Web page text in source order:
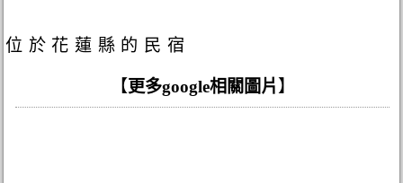
位於花蓮縣的民宿
【更多google相關圖片】